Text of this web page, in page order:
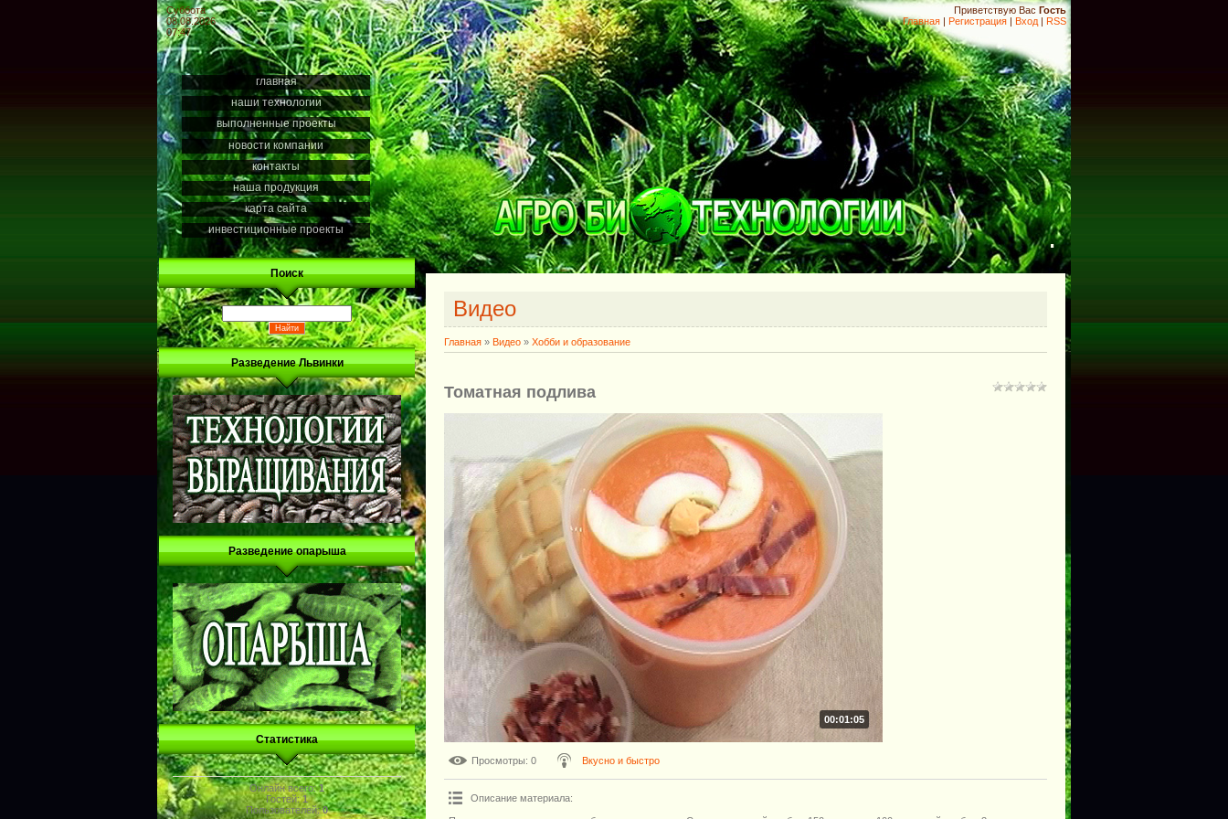
Суббота
08.08.2026
07:47
Приветствую Вас Гость
Главная | Регистрация | Вход | RSS
главная
наши технологии
выполненные проекты
новости компании
контакты
наша продукция
карта сайта
инвестиционные проекты
Поиск
Разведение Львинки
Разведение опарыша
Статистика
Онлайн всего:1
Гостей:1
Пользователей:0
.
Видео
Главная » Видео » Хобби и образование
Томатная подлива
00:01:05
Просмотры: 0 Вкусно и быстро
Описание материала: